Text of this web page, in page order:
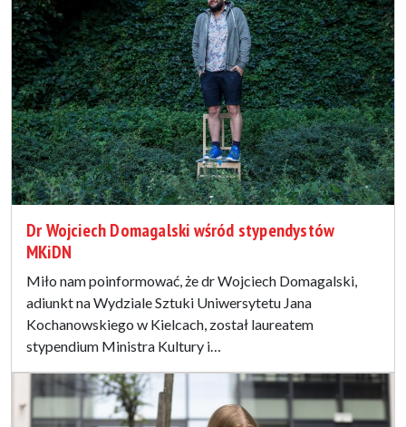
Dr Wojciech Domagalski wśród stypendystów
MKiDN
Miło nam poinformować, że dr Wojciech Domagalski,
adiunkt na Wydziale Sztuki Uniwersytetu Jana
Kochanowskiego w Kielcach, został laureatem
stypendium Ministra Kultury i…